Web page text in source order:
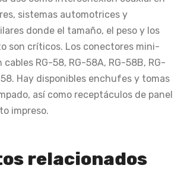
sistemas automotrices y
donde el tamaño, el peso y los
son críticos. Los conectores mini-
RG-58, RG-58A, RG-58B, RG-
Hay disponibles enchufes y tomas
así como receptáculos de panel
impreso.
relacionados